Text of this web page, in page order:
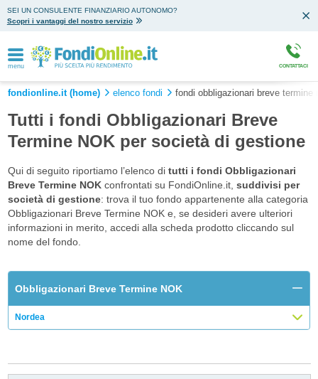
SEI UN CONSULENTE FINANZIARIO AUTONOMO?
Scopri i vantaggi del nostro servizio
menu CONTATTACI
fondionline.it (home) elenco fondi fondi obbligazionari breve termine
Tutti i fondi Obbligazionari Breve
Termine NOK per società di gestione
Qui di seguito riportiamo l’elenco di tutti i fondi Obbligazionari
Breve Termine NOKconfrontati su FondiOnline.it, suddivisi per
società di gestione: trova il tuo fondo appartenente alla categoria
Obbligazionari Breve Termine NOK e, se desideri avere ulteriori
informazioni in merito, accedi alla scheda prodotto cliccando sul
nome del fondo.
Obbligazionari Breve Termine NOK
Nordea